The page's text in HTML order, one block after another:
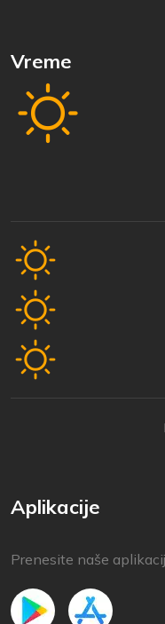
Vreme
Aplikacije
Prenesite naše